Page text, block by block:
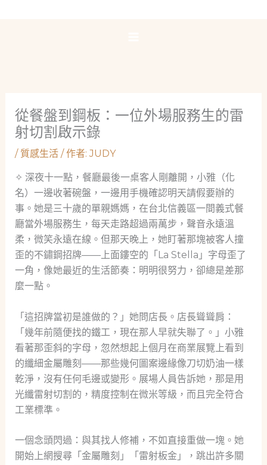
從餐盤到鋼板：一位外場服務生的雷
射切割啟示錄
/ 質感生活/ 作者:JUDY
✧ 深夜十一點，餐廳最後一桌客人剛離開，小雅（化
名）一邊收著碗盤，一邊用手機確認明天請假要辦的
事。她是三十歲的單親媽媽，在台北信義區一間義式餐
廳當外場服務生，每天走路超過兩萬步，聲音永遠溫
柔，微笑永遠在線。但那天晚上，她盯著那塊被客人撞
歪的不鏽鋼招牌——上面鏤空的「La Stella」字母歪了
一角，像她最近的生活節奏：明明很努力，卻總是差那
麼一點。
「這招牌當初是誰做的？」她問店長。店長聳聳肩：
「幾年前隨便找的鐵工，現在那人早就失聯了。」小雅
看著那歪斜的字母，忽然想起上個月在商業展覽上看到
的纖細金屬雕刻——那些幾何圖案邊緣像刀切奶油一樣
乾淨，沒有任何毛邊或變形。展場人員告訴她，那是用
光纖雷射切割的，精度控制在微米等級，而且完全符合
工業標準。
一個念頭閃過：與其找人修補，不如直接重做一塊。她
開始上網搜尋「金屬雕刻」「雷射板金」，跳出許多關